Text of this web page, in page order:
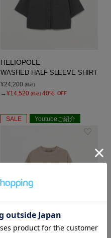
HELIOPOLE
WASHED HALF SLEEVE SHIRT
¥24,200 (税込)
→¥14,520 (税込) 40% OFF
SALE Youtubeご紹介